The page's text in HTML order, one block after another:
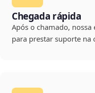
Chegada rápida
Após o chamado,
para prestar suporte na